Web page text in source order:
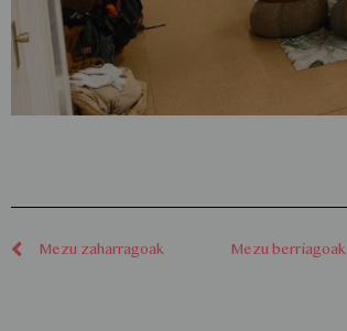
Mezu zaharragoak Mezu berriagoak